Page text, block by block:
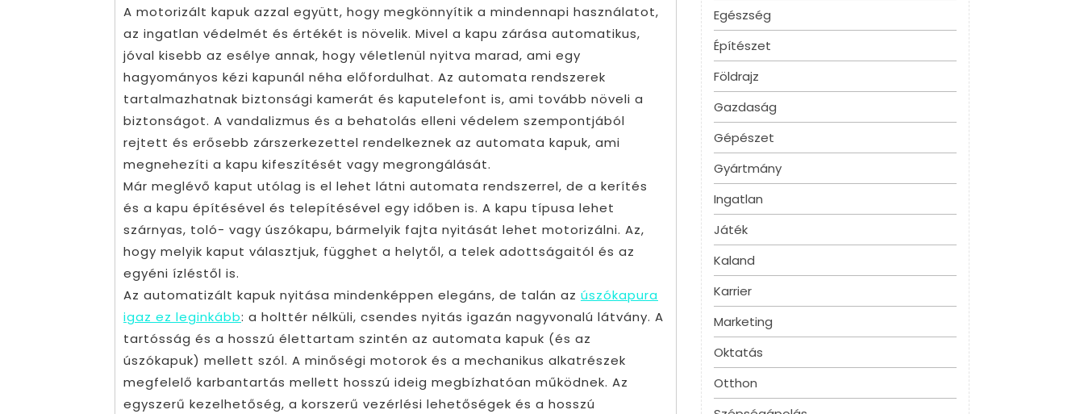
A motorizált kapuk azzal együtt, hogy megkönnyítik a mindennapi használatot,
az ingatlan védelmét és értékét is növelik. Mivel a kapu zárása automatikus,
jóval kisebb az esélye annak, hogy véletlenül nyitva marad, ami egy
hagyományos kézi kapunál néha előfordulhat. Az automata rendszerek
tartalmazhatnak biztonsági kamerát és kaputelefont is, ami tovább növeli a
biztonságot. A vandalizmus és a behatolás elleni védelem szempontjából
rejtett és erősebb zárszerkezettel rendelkeznek az automata kapuk, ami
megnehezíti a kapu kifeszítését vagy megrongálását.
Már meglévő kaput utólag is el lehet látni automata rendszerrel, de a kerítés
és a kapu építésével és telepítésével egy időben is. A kapu típusa lehet
szárnyas, toló- vagy úszókapu, bármelyik fajta nyitását lehet motorizálni. Az,
hogy melyik kaput választjuk, függhet a helytől, a telek adottságaitól és az
egyéni ízléstől is.
Az automatizált kapuk nyitása mindenképpen elegáns, de talán az úszókapura
igaz ez leginkább: a holttér nélküli, csendes nyitás igazán nagyvonalú látvány. A
tartósság és a hosszú élettartam szintén az automata kapuk (és az
úszókapuk) mellett szól. A minőségi motorok és a mechanikus alkatrészek
megfelelő karbantartás mellett hosszú ideig megbízhatóan működnek. Az
egyszerű kezelhetőség, a korszerű vezérlési lehetőségek és a hosszú
Egészség
Építészet
Földrajz
Gazdaság
Gépészet
Gyártmány
Ingatlan
Játék
Kaland
Karrier
Marketing
Oktatás
Otthon